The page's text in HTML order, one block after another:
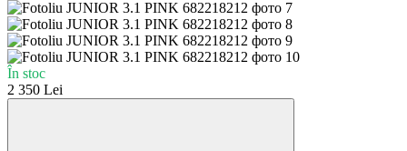
În stoc
2 350 Lei